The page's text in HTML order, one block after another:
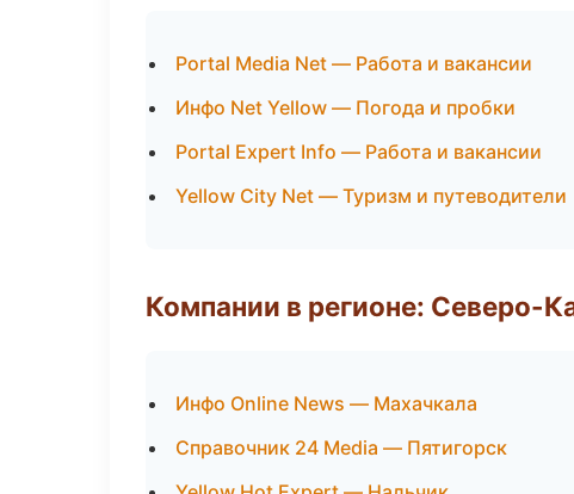
Portal Media Net — Работа и вакансии
Инфо Net Yellow — Погода и пробки
Portal Expert Info — Работа и вакансии
Yellow City Net — Туризм и путеводители
Компании в регионе: Северо-
Инфо Online News — Махачкала
Справочник 24 Media — Пятигорск